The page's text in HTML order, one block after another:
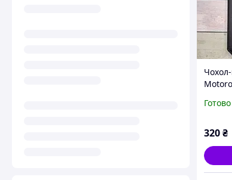
gallant
320₴